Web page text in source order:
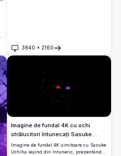
3840 × 2160
Deschide
Imagine de fundal 4K cu ochi
strălucitori întunecați Sasuke
Uchiha
Imagine de fundal 4K uimitoare cu Sasuke
Uchiha ieșind din întuneric, prezentând